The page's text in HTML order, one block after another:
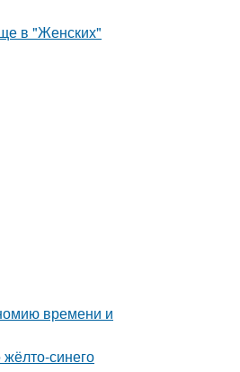
в "Женских"
времени и
синего